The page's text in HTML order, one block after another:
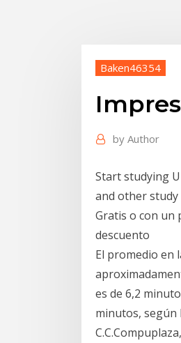
Baken46354
by Author
Start studying
and other study
Gratis o con un
descuento
El promedio en
es de 6,2
minutos, según